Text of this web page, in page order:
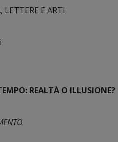
LETTERE E ARTI
REALTÀ O ILLUSIONE?